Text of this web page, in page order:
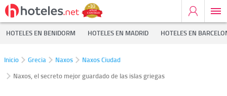
HOTELES EN BENIDORM HOTELES EN MADRID HOTELES EN
Inicio Grecia Naxos
Naxos Ciudad
Naxos, el secreto mejor guardado de las islas griegas